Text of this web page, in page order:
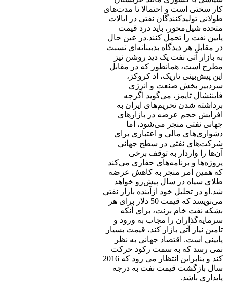
کار سختی است و احتمالا تا مدت‌های
طولانی تولیدکنندگان نفتی در ایالات
متحده شیل‌محور، باید درد قیمت
پایین نفت را تحمل کنند.در عین حال
در مقابل هر دیدگاه بدبینانه‌ای نسبت
به بازار آتی نفت یک دید روشن نیز
مطرح است، همانطور که در مقابل
این پیش‌بینی تاریک، اد کروکز،
سردبیر بخش صنعت و انرژی
فایننشال تایمز، می‌گوید اگرچه
برداشته شدن تحریم‌های ایران به
افزایش حجم عرضه در بازارهای
جهانی نفتی منجر می‌شود، اما
دشواری‌های مالی و اعتباری برای
شرکت‌های نفتی در سطح جهانی
آن‌ها را واردار به توقف برخی
پروژه‌ها و برنامه‌های حفاری می‌کند
که همین امر منجر به کاهش عرضه
طلای سیاه در سال پیش‌رو خواهد
شد.او در تحلیل خود ازآینده بازار نفتی
می‌نویسد که قیمت 50 دلار برای هر
بشکه نفت خام برنت، برای آنکه
سرمایه‌گذاران را مجاب به ورود و
تامین نیاز آتی بازار کند، قیمت بسیار
پایینی است. اقتصاد جهانی به نظر
نمی رسد که به سمت رکود حرکت
کند و بنابراین انتظار می رود که 2016
سال بازگشت قیمت نفت به درجه
پایداری باشد.